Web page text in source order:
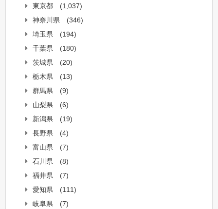
東京都
(1,037)
神奈川県
(346)
埼玉県
(194)
千葉県
(180)
茨城県
(20)
栃木県
(13)
群馬県
(9)
山梨県
(6)
新潟県
(19)
長野県
(4)
富山県
(7)
石川県
(8)
福井県
(7)
愛知県
(111)
岐阜県
(7)